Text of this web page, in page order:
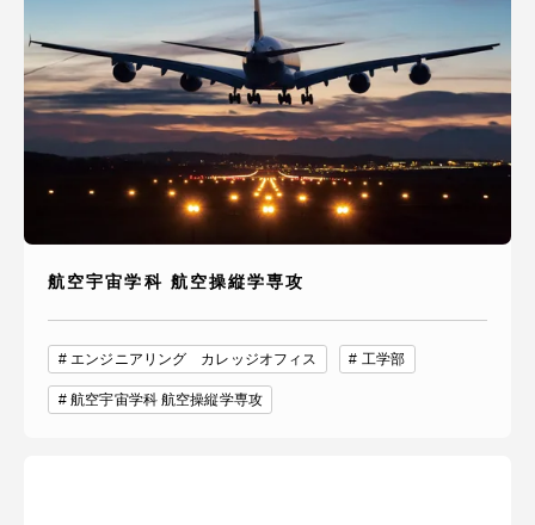
航空宇宙学科 航空操縦学専攻
エンジニアリング カレッジオフィス 工学部
航空宇宙学科 航空操縦学専攻